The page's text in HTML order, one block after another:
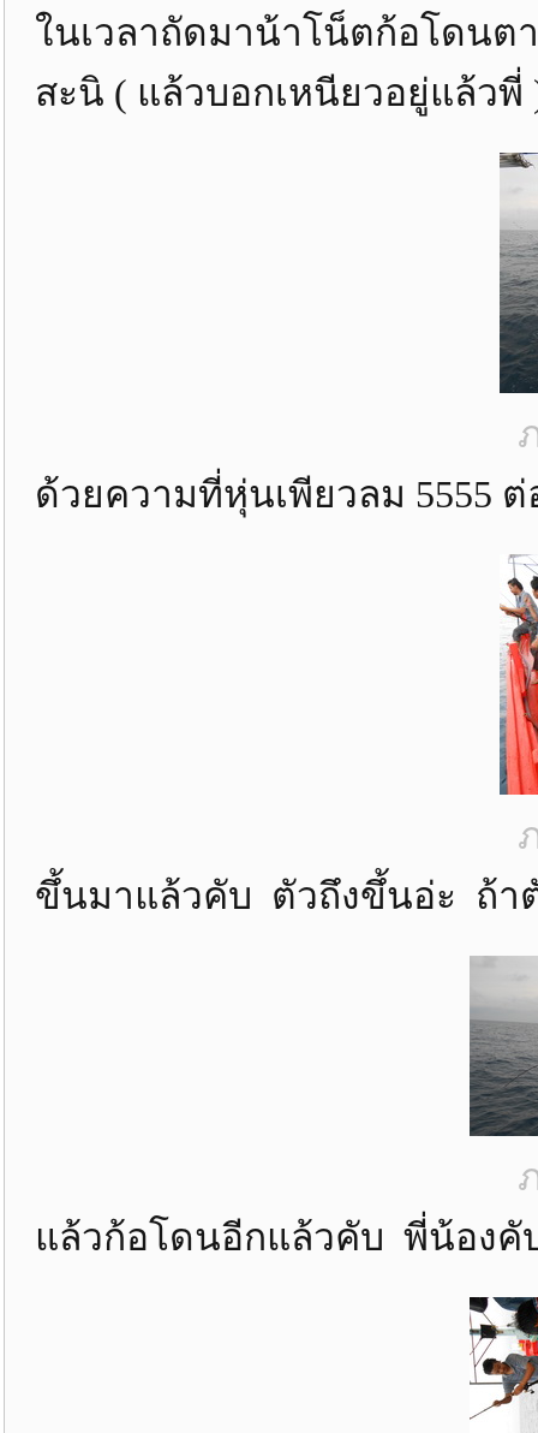
ในเวลาถัดมาน้าโน็ตก้อโดนต
สะนิ ( แล้วบอกเหนียวอยู่แล้วพี่
ด้วยความที่หุ่นเพียวลม 5555
ขึ้นมาแล้วคับ ตัวถึงขึ้นอ่ะ ถ้าตั
แล้วก้อโดนอีกแล้วคับ พี่น้อง